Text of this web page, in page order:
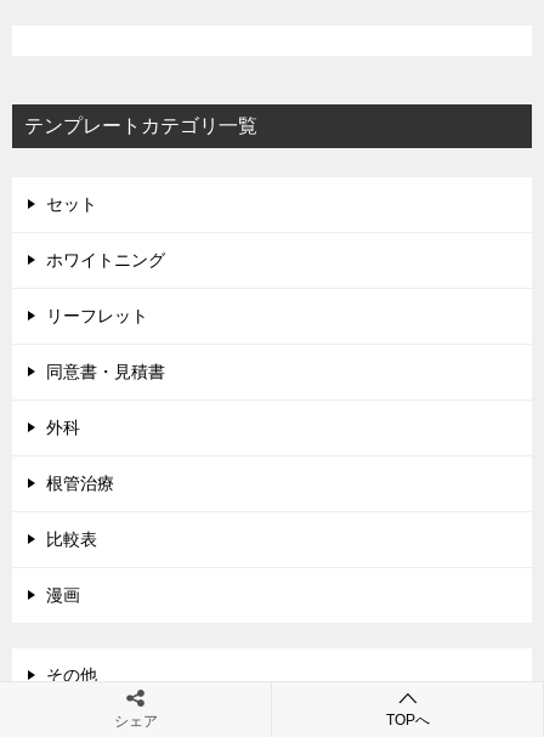
シ
ン
テンプレートカテゴリ一覧
セット
ホワイトニング
リーフレット
同意書・見積書
外科
根管治療
比較表
漫画
その他
チェックリスト
シェア TOPへ